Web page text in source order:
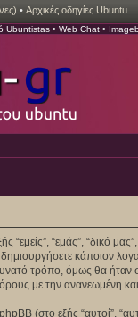
• Αρχικές οδηγίες Ubuntu.
Ubuntistas • Web Chat •
“εμάς”, “δικό
κάποιον
τρόπο, όμως θα ήταν
με την ανανεωμένη
phpBB (στο εξής